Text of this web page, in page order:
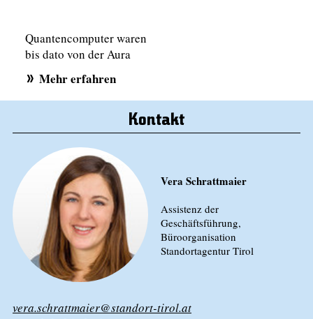
Quantencomputer waren
bis dato von der Aura
Komplexität und weit in
der Zukunft liegender
umgeben. Der...
Mehr erfahren
Kontakt
Vera Schrattmaier
Assistenz der
Geschäftsführung,
Büroorganisation
Standortagentur Tirol
vera.schrattmaier@standort-tirol.at